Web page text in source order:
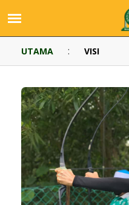
UTAMA : VISI